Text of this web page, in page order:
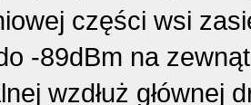
części wsi
-89dBm na
wzdłuż głównej